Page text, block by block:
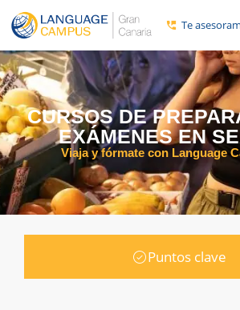
Te
CURSOS DE
EXÁMENES EN
Viaja y fórmate con Language
Puntos clave